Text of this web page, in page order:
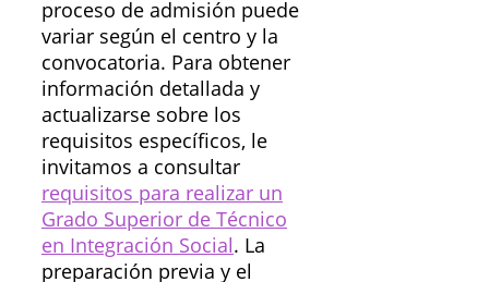
proceso de admisión puede
variar según el centro y la
convocatoria. Para obtener
información detallada y
actualizarse sobre los
requisitos específicos, le
invitamos a consultar
requisitos para realizar un
Grado Superior de Técnico
en Integración Social. La
preparación previa y el